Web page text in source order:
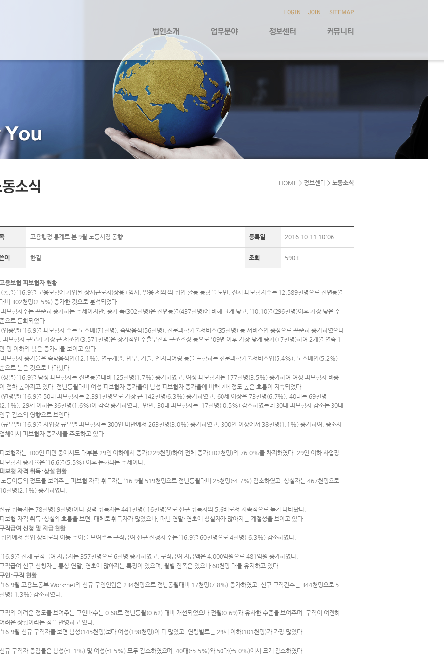
HOME > 정보센터 > 노동소식
고용행정 통계로 본 9월 노동시장 동향 등록일 2016.10.11 10:06
이 한길 조회 5903
고용보험 피보험자 현황
(총괄) ‘16.9월 고용보험에 가입된 상시근로자(상용+임시, 일용 제외)의 취업 활동 동향을 보면, 전체 피보험자수는 12,589천명으로 전년동월
대비 302천명(2.5%) 증가한 것으로 분석되었다.
피보험자수는 꾸준히 증가하는 추세이지만, 증가 폭(302천명)은 전년동월(437천명)에 비해 크게 낮고, ‘10.10월(296천명)이후 가장 낮은 수
준으로 둔화되었다.
(업종별) ‘16.9월 피보험자 수는 도소매(71천명), 숙박음식(56천명), 전문과학기술서비스(35천명) 등 서비스업 중심으로 꾸준히 증가하였으나
, 피보험자 규모가 가장 큰 제조업(3,571천명)은 장기적인 수출부진과 구조조정 등으로 '09년 이후 가장 낮게 증가(+7천명)하여 2개월 연속 1
만 명 이하의 낮은 증가세를 보이고 있다 .
피보험자 증가율은 숙박음식업(12.1%), 연구개발, 법무, 기술, 엔지니어링 등을 포함하는 전문과학기술서비스업(5.4%), 도소매업(5.2%)
순으로 높은 것으로 나타났다.
(성별) ‘16.9월 남성 피보험자는 전년동월대비 125천명(1.7%) 증가하였고, 여성 피보험자는 177천명(3.5%) 증가하여 여성 피보험자 비중
이 점차 높아지고 있다. 전년동월대비 여성 피보험자 증가율이 남성 피보험자 증가율에 비해 2배 정도 높은 흐름이 지속되었다.
(연령별) ‘16.9월 50대 피보험자는 2,391천명으로 가장 큰 142천명(6.3%) 증가하였고, 60세 이상은 73천명(6.7%), 40대는 69천명
(2.1%), 29세 이하는 36천명(1.6%)이 각각 증가하였다. 반면, 30대 피보험자는 17천명(-0.5%) 감소하였는데 30대 피보험자 감소는 30대
인구 감소의 영향으로 보인다.
(규모별) ‘16.9월 사업장 규모별 피보험자는 300인 미만에서 263천명(3.0%) 증가하였고, 300인 이상에서 38천명(1.1%) 증가하여, 중소사
업체에서 피보험자 증가세를 주도하고 있다.
피보험자는 300인 미만 중에서도 대부분 29인 이하에서 증가(229천명)하여 전체 증가(302천명)의 76.0%를 차지하였다. 29인 이하 사업장
피보험자 증가율은 ‘16.6월(5.5%) 이후 둔화되는 추세이다.
피보험 자격 취득･상실 현황
노동이동의 정도를 보여주는 피보험 자격 취득자는 ‘16.9월 519천명으로 전년동월대비 25천명(-4.7%) 감소하였고, 상실자는 467천명으로
10천명(2.1%) 증가하였다.
신규 취득자는 78천명(-9천명)이나 경력 취득자는 441천명(-16천명)으로 신규 취득자의 5.6배로서 지속적으로 높게 나타났다.
피보험 자격 취득･상실의 흐름을 보면, 대체로 취득자가 많았으나, 매년 연말･연초에 상실자가 많아지는 계절성을 보이고 있다.
구직급여 신청 및 지급 현황
취업에서 실업 상태로의 이동 추이를 보여주는 구직급여 신규 신청자 수는 ‘16.9월 60천명으로 4천명(-6.3%) 감소하였다.
‘16.9월 전체 구직급여 지급자는 357천명으로 6천명 증가하였고, 구직급여 지급액은 4,000억원으로 481억원 증가하였다.
구직급여 신규 신청자는 통상 연말, 연초에 많아지는 특징이 있으며, 월별 진폭은 있으나 60천명 대를 유지하고 있다.
구인･구직 현황
‘16.9월 고용노동부 Work-net의 신규 구인인원은 234천명으로 전년동월대비 17천명(7.8%) 증가하였고, 신규 구직건수는 344천명으로 5
천명(-1.3%) 감소하였다.
구직의 어려운 정도를 보여주는 구인배수는 0.68로 전년동월(0.62) 대비 개선되었으나 전월(0.69)과 유사한 수준을 보여주며, 구직이 여전히
어려운 상황이라는 점을 반영하고 있다.
‘16.9월 신규 구직자를 보면 남성(145천명)보다 여성(198천명)이 더 많았고, 연령별로는 29세 이하(101천명)가 가장 많았다.
신규 구직자 증감률은 남성(-1.1%) 및 여성(-1.5%) 모두 감소하였으며, 40대(-5.5%)와 50대(-5.0%)에서 크게 감소하였다.